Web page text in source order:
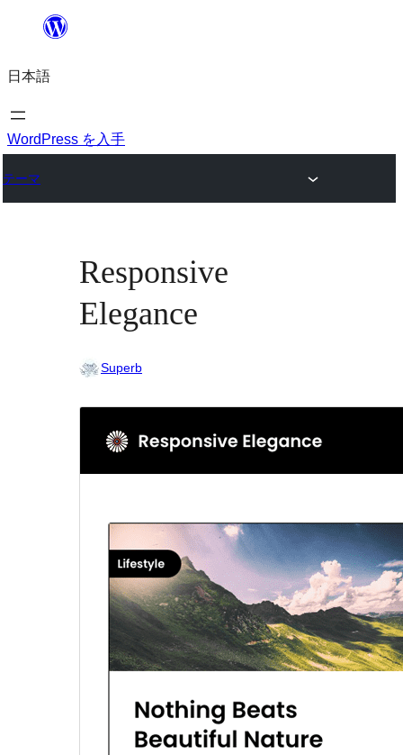
を
ス
キ
プ
日本語
WordPress を入手
テーマ
Responsive
Elegance
Superb